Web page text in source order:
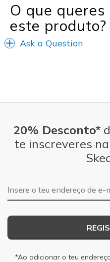
O que
este produto?
Ask a Question
20% Desconto*
te inscreveres
Endereço de e-mail
*Ao adicionar o teu